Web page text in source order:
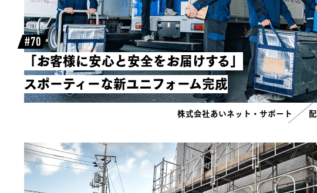
#70
「お客様に安心と安全をお届けする」
スポーティーな新ユニフォーム完成
株式会社あいネット・サポート